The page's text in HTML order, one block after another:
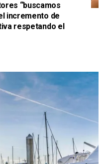
“buscamos
incremento de
respetando el